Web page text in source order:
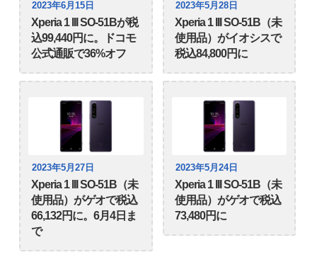
2023年6月15日
Xperia 1 III SO-51Bが税
込99,440円に。ドコモ
公式通販で36%オフ
2023年5月28日
Xperia 1 III SO-51B（未
使用品）がイオシスで
税込84,800円に
2023年5月27日
Xperia 1 III SO-51B（未
使用品）がゲオで税込
66,132円に。6月4日ま
で
2023年5月24日
Xperia 1 III SO-51B（未
使用品）がゲオで税込
73,480円に